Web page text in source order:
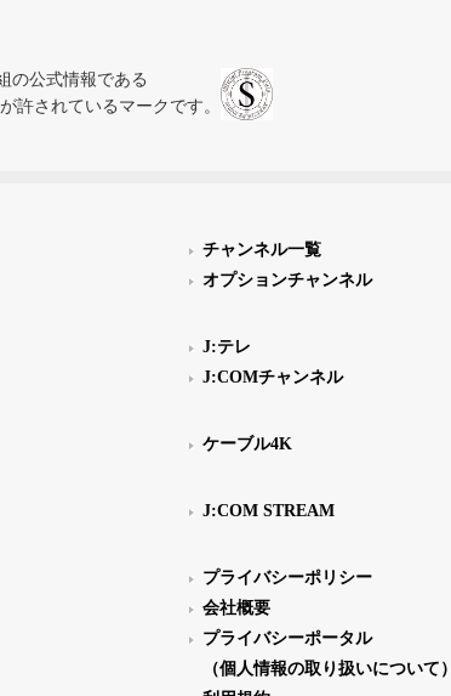
の公式情報である
許されているマークです。
チャンネル一覧
オプションチャンネル
J:テレ
J:COMチャンネル
ケーブル4K
J:COM STREAM
プライバシーポリシー
会社概要
プライバシーポータル
（個人情報の取り扱いについて）